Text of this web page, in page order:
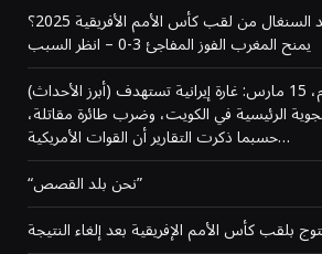
لماذا تم تجريد السنغال من لقب كأس الأمم الأفريقية 2025؟ CAF
يمنح المغرب الفوز المفاجئ 3-0 – انظر السبب
(أبرز الأحداث) الأخبار العاجلة اليوم، 15 مارس: غارة إيرانية تستهدف
الرئيسية في الكويت، وضرب طائرة مقاتلة،
حسبما ذكرت التقارير أن القوات الأمريكية…
“نحن بلد القصص”
بلقب كأس الأمم الإفريقية بعد إلغاء النتيجة